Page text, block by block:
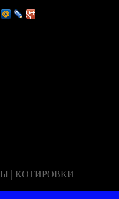
| КОТИРОВКИ